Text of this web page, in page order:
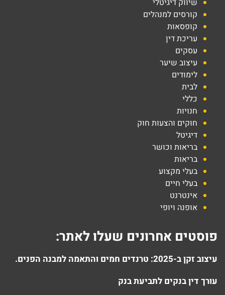
קורסים למנהלים
קופסאות
עריכת דין
עסקים
עיצוב שיער
לימודים
לבית
כללי
חנויות
חוקים והצעות חוק
דיגיטל
בריאות וכושר
בריאות
בעלי מקצוע
בעלי חיים
אינטרנט
אופנה ויופי
פוסטים אחרונים שעלו לאתר:
עיצוב זקן ב-2025: טרנדים חמים והתאמה למבנה הפנים.
עורך דין בנקים לתביעת בנק